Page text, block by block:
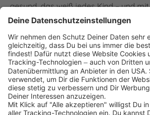
gesund, das weiß jedes Kind – und
Kinderbüchern kinderleicht.
sorgen für jede Menge gute Laune
Ende.
In diesen lustigen Bücher für Kinder
stöbern:
Bilderbücher:Lustige Abenteuer